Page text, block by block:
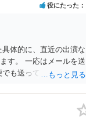
役にたった
体的に、直近の出演な
す。 一応はメールを送
も送っておけばよいで